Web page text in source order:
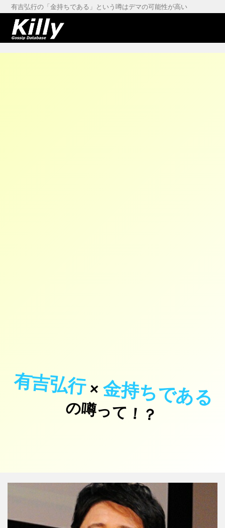
有吉弘行の「金持ちである」という噂はデマの可能性が高い
有吉弘行×金持ちである
の噂って！？